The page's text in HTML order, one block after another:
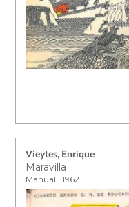
Vieytes, Enrique
Maravilla
Manual | 1962